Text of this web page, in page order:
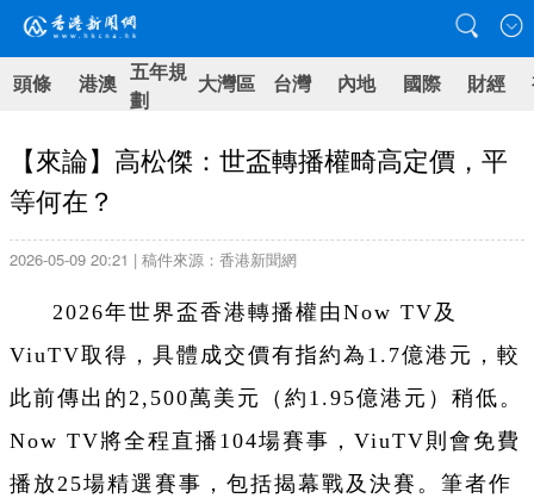
頭條 港澳 五年規
劃
大灣區 台灣 內地 國際 財經
【來論】高松傑：世盃轉播權畸高定價，平
等何在？
2026-05-09 20:21 | 稿件來源：香港新聞網
2026年世界盃香港轉播權由Now TV及
ViuTV取得，具體成交價有指約為1.7億港元，較
此前傳出的2,500萬美元（約1.95億港元）稍低。
Now TV將全程直播104場賽事，ViuTV則會免費
播放25場精選賽事，包括揭幕戰及決賽。筆者作